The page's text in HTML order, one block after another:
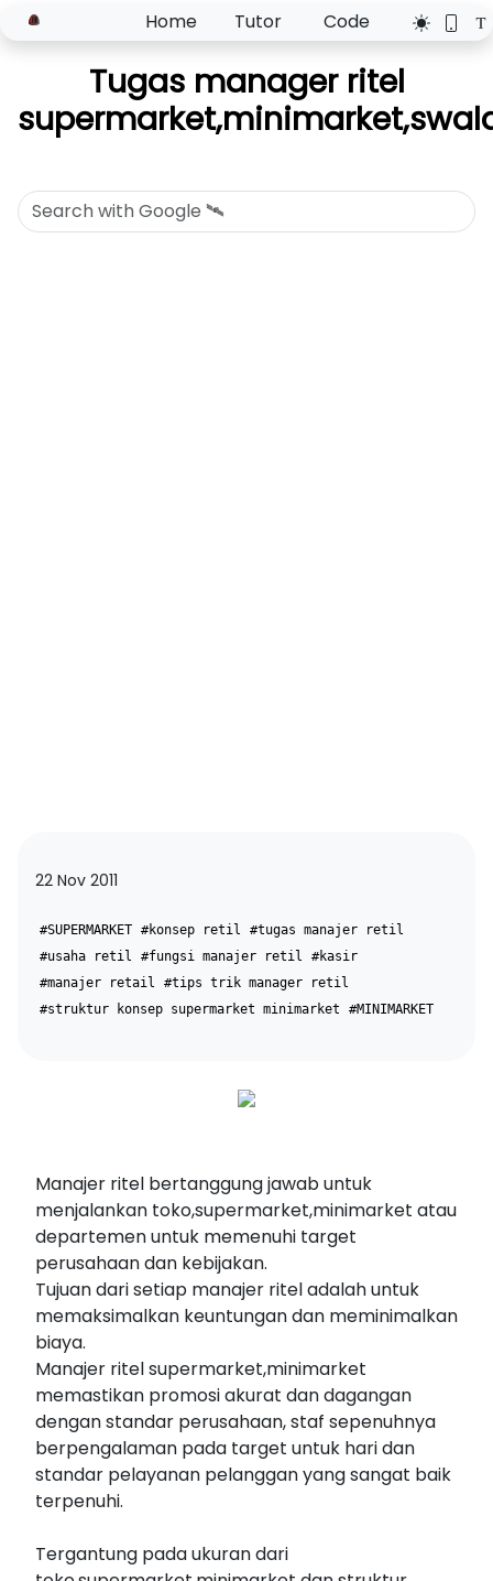
Home Tutor Code
Tugas manager ritel
22 Nov 2011
#SUPERMARKET #konsep retil
#tugas manajer retil
#usaha retil
#fungsi manajer retil
#kasir
#manajer retail
#tips trik manager retil
#struktur konsep supermarket minimarket
#MINIMARKET
Manajer ritel bertanggung jawab untuk
menjalankan toko,supermarket,minimarket atau
departemen untuk memenuhi target
perusahaan dan kebijakan.
Tujuan dari setiap manajer ritel adalah untuk
memaksimalkan keuntungan dan meminimalkan
biaya.
Manajer ritel supermarket,minimarket
memastikan promosi akurat dan dagangan
dengan standar perusahaan, staf sepenuhnya
berpengalaman pada target untuk hari dan
standar pelayanan pelanggan yang sangat baik
terpenuhi.
Tergantung pada ukuran dari